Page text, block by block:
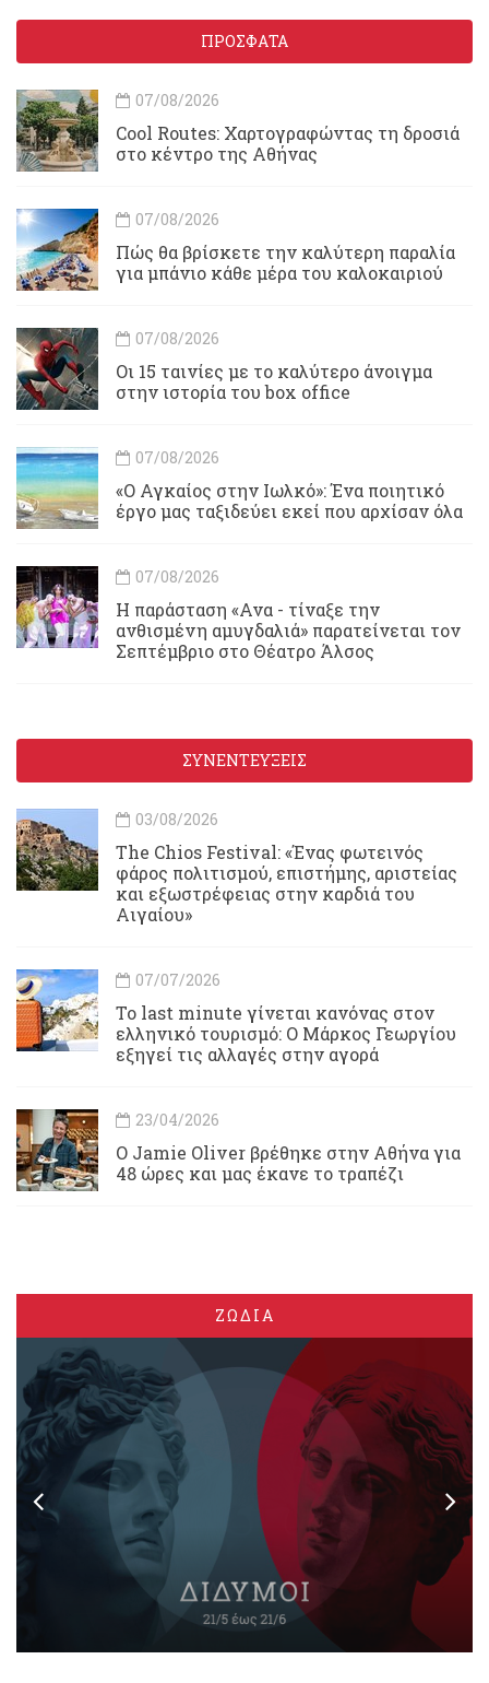
ΠΡΟΣΦΑΤΑ
07/08/2026
Cool Routes: Χαρτογραφώντας τη δροσιά
στο κέντρο της Αθήνας
07/08/2026
Πώς θα βρίσκετε την καλύτερη παραλία
για μπάνιο κάθε μέρα του καλοκαιριού
07/08/2026
Οι 15 ταινίες με το καλύτερο άνοιγμα
στην ιστορία του box office
07/08/2026
«Ο Αγκαίος στην Ιωλκό»: Ένα ποιητικό
έργο μας ταξιδεύει εκεί που αρχίσαν όλα
07/08/2026
Η παράσταση «Ανα - τίναξε την
ανθισμένη αμυγδαλιά» παρατείνεται τον
Σεπτέμβριο στο Θέατρο Άλσος
ΣΥΝΕΝΤΕΥΞΕΙΣ
03/08/2026
Τhe Chios Festival: «Ένας φωτεινός
φάρος πολιτισμού, επιστήμης, αριστείας
και εξωστρέφειας στην καρδιά του
Αιγαίου»
07/07/2026
Το last minute γίνεται κανόνας στον
ελληνικό τουρισμό: Ο Μάρκος Γεωργίου
εξηγεί τις αλλαγές στην αγορά
23/04/2026
Ο Jamie Oliver βρέθηκε στην Αθήνα για
48 ώρες και μας έκανε το τραπέζι
ΖΩΔΙΑ